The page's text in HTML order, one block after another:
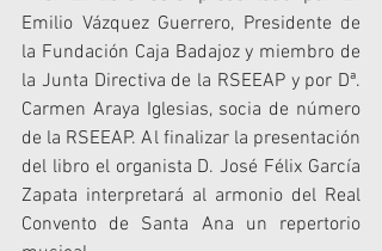
Emilio Vázquez Guerrero, Presidente de
la Fundación Caja Badajoz y miembro de
la Junta Directiva de la RSEEAP y por Dª.
Carmen Araya Iglesias, socia de número
de la RSEEAP. Al finalizar la presentación
del libro el organista D. José Félix García
Zapata interpretará al armonio del Real
Convento de Santa Ana un repertorio